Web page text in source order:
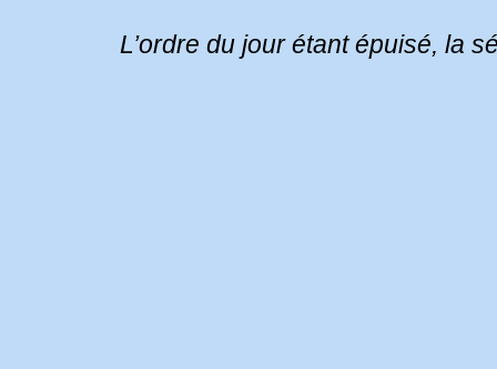
L’ordre du jour étant épuisé, la